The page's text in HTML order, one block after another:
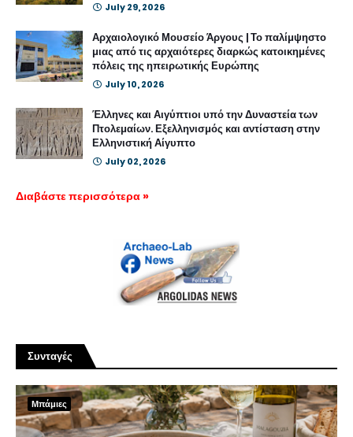
July 29, 2026
Αρχαιολογικό Μουσείο Άργους | Το παλίμψηστο
μιας από τις αρχαιότερες διαρκώς κατοικημένες
πόλεις της ηπειρωτικής Ευρώπης
July 10, 2026
Έλληνες και Αιγύπτιοι υπό την Δυναστεία των
Πτολεμαίων. Εξελληνισμός και αντίσταση στην
Ελληνιστική Αίγυπτο
July 02, 2026
Διαβάστε περισσότερα »
Συνταγές
Μπάμιες